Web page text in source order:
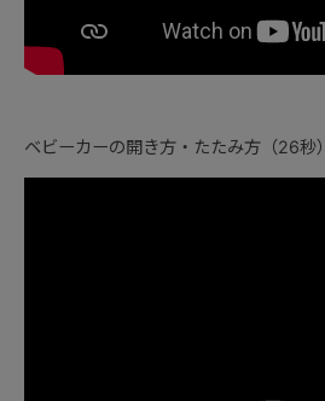
ベビーカーの開き方・たたみ方（26秒）